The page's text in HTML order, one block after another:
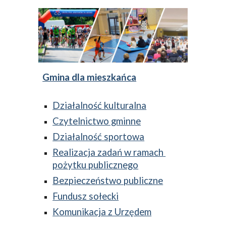
Gmina dla mieszkańca
Działalność kulturalna
Czytelnictwo gminne
Działalność sportowa
Realizacja zadań w ramach
pożytku publicznego
Bezpieczeństwo publiczne
Fundusz sołecki
Komunikacja z Urzędem